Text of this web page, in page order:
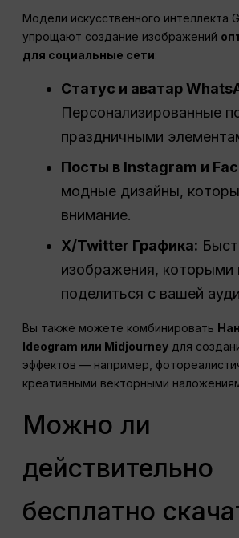
Модели искусственного интеллекта
упрощают создание изображений
для социальные сети:
Статус и аватар
Персонализированные
праздничными
Посты в Instagram и
модные дизайны,
внимание.
X/Twitter Графика:
изображения,
поделиться с вашей
Вы также можете комбинировать
Ideogram или Midjourney для
эффектов — например,
креативными векторными
Можно ли
действительно
бесплатно